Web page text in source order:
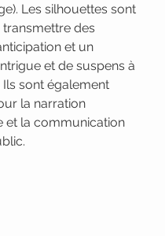
Les silhouettes sont
des
et un
et de suspens à
sont également
la narration
et la communication